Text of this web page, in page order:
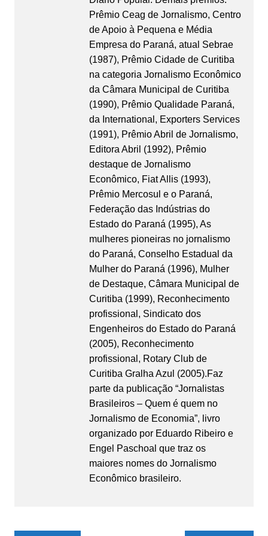
Prêmio Ceag de Jornalismo, Centro
de Apoio à Pequena e Média
Empresa do Paraná, atual Sebrae
(1987), Prêmio Cidade de Curitiba
na categoria Jornalismo Econômico
da Câmara Municipal de Curitiba
(1990), Prêmio Qualidade Paraná,
da International, Exporters Services
(1991), Prêmio Abril de Jornalismo,
Editora Abril (1992), Prêmio
destaque de Jornalismo
Econômico, Fiat Allis (1993),
Prêmio Mercosul e o Paraná,
Federação das Indústrias do
Estado do Paraná (1995), As
mulheres pioneiras no jornalismo
do Paraná, Conselho Estadual da
Mulher do Paraná (1996), Mulher
de Destaque, Câmara Municipal de
Curitiba (1999), Reconhecimento
profissional, Sindicato dos
Engenheiros do Estado do Paraná
(2005), Reconhecimento
profissional, Rotary Club de
Curitiba Gralha Azul (2005).Faz
parte da publicação “Jornalistas
Brasileiros – Quem é quem no
Jornalismo de Economia”, livro
organizado por Eduardo Ribeiro e
Engel Paschoal que traz os
maiores nomes do Jornalismo
Econômico brasileiro.